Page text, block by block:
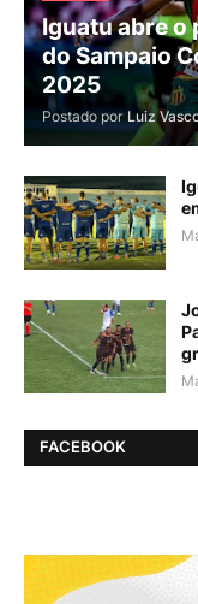
Iguatu abre o
do Sampaio
2025
Postado por Luiz
FACEBOOK